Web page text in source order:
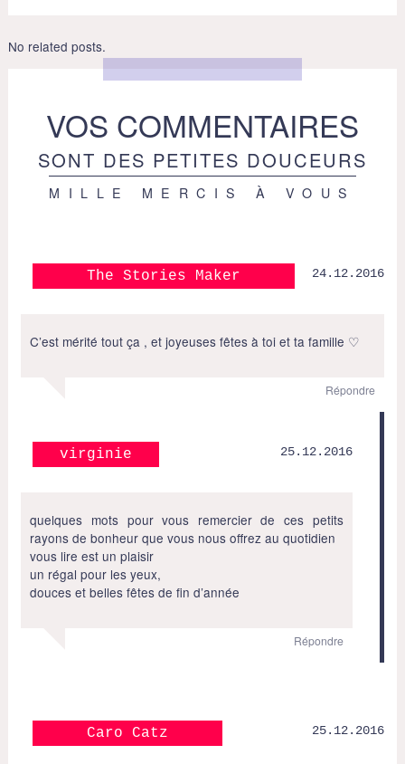
No related posts.
VOS COMMENTAIRES
SONT DES PETITES DOUCEURS
MILLE MERCIS À VOUS
The Stories Maker 24.12.2016
C’est mérité tout ça , et joyeuses fêtes à toi et ta famille ♡
Répondre
virginie 25.12.2016
quelques mots pour vous remercier de ces petits
rayons de bonheur que vous nous offrez au quotidien
vous lire est un plaisir
un régal pour les yeux,
douces et belles fêtes de fin d’année
Répondre
Caro Catz 25.12.2016